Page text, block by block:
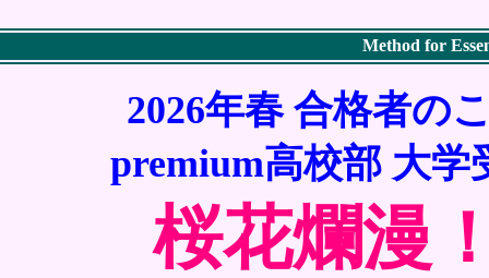
Method for
2026年春 合格者の
premium高校部 大学
桜花爛漫